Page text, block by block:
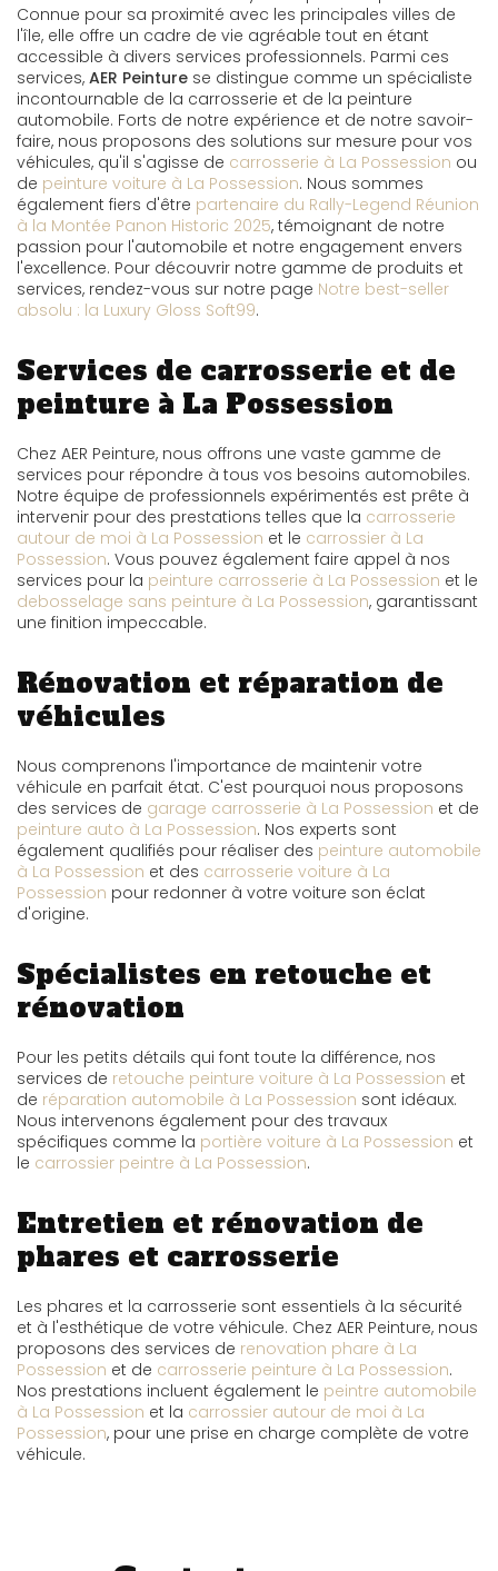
Connue pour sa proximité avec les principales villes de
l'île, elle offre un cadre de vie agréable tout en étant
accessible à divers services professionnels. Parmi ces
services, AER Peinture se distingue comme un spécialiste
incontournable de la carrosserie et de la peinture
automobile. Forts de notre expérience et de notre savoir-
faire, nous proposons des solutions sur mesure pour vos
véhicules, qu'il s'agisse de carrosserie à La Possession ou
de peinture voiture à La Possession. Nous sommes
également fiers d'être partenaire du Rally-Legend Réunion
à la Montée Panon Historic 2025, témoignant de notre
passion pour l'automobile et notre engagement envers
l'excellence. Pour découvrir notre gamme de produits et
services, rendez-vous sur notre page Notre best-seller
absolu : la Luxury Gloss Soft99.
Services de carrosserie et de
peinture à La Possession
Chez AER Peinture, nous offrons une vaste gamme de
services pour répondre à tous vos besoins automobiles.
Notre équipe de professionnels expérimentés est prête à
intervenir pour des prestations telles que la carrosserie
autour de moi à La Possession et le carrossier à La
Possession. Vous pouvez également faire appel à nos
services pour la peinture carrosserie à La Possession et le
debosselage sans peinture à La Possession, garantissant
une finition impeccable.
Rénovation et réparation de
véhicules
Nous comprenons l'importance de maintenir votre
véhicule en parfait état. C'est pourquoi nous proposons
des services de garage carrosserie à La Possession et de
peinture auto à La Possession. Nos experts sont
également qualifiés pour réaliser des peinture automobile
à La Possession et des carrosserie voiture à La
Possession pour redonner à votre voiture son éclat
d'origine.
Spécialistes en retouche et
rénovation
Pour les petits détails qui font toute la différence, nos
services de retouche peinture voiture à La Possession et
de réparation automobile à La Possession sont idéaux.
Nous intervenons également pour des travaux
spécifiques comme la portière voiture à La Possession et
le carrossier peintre à La Possession.
Entretien et rénovation de
phares et carrosserie
Les phares et la carrosserie sont essentiels à la sécurité
et à l'esthétique de votre véhicule. Chez AER Peinture, nous
proposons des services de renovation phare à La
Possession et de carrosserie peinture à La Possession.
Nos prestations incluent également le peintre automobile
à La Possession et la carrossier autour de moi à La
Possession, pour une prise en charge complète de votre
véhicule.